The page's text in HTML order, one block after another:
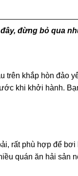
đừng bỏ qua
trên khắp hòn đảo
khi khởi hành.
rất phù hợp để
quán ăn hải sản